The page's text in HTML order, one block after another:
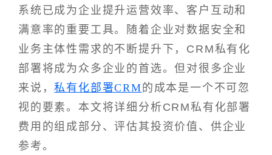
系统已成为企业提升运营效率、客户互动和
满意率的重要工具。随着企业对数据安全和
业务主体性需求的不断提升下，CRM私有化
部署将成为众多企业的首选。但对很多企业
来说，私有化部署CRM的成本是一个不可忽
视的要素。本文将详细分析CRM私有化部署
费用的组成部分、评估其投资价值、供企业
参考。